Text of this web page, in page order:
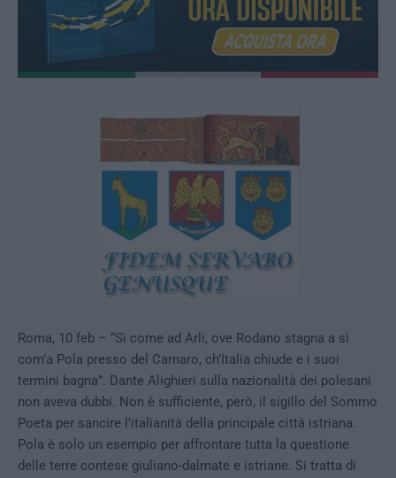
Roma, 10 feb – “Sì come ad Arli, ove Rodano stagna a sì
com’a Pola presso del Carnaro, ch’Italia chiude e i suoi
termini bagna”. Dante Alighieri sulla nazionalità dei polesani
non aveva dubbi. Non è sufficiente, però, il sigillo del Sommo
Poeta per sancire l’italianità della principale città istriana.
Pola è solo un esempio per affrontare tutta la questione
delle terre contese giuliano-dalmate e istriane. Si tratta di